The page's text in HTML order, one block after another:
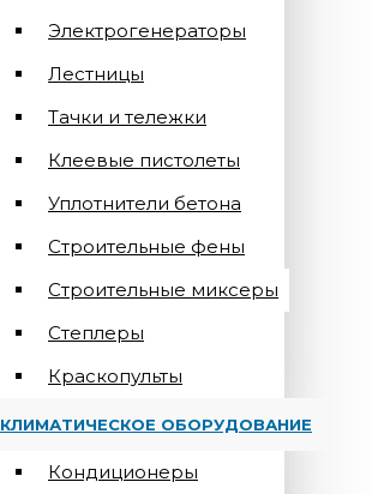
Электрогенераторы
Лестницы
Тачки и тележки
Клеевые пистолеты
Уплотнители бетона
Строительные фены
Строительные миксеры
Степлеры
Краскопульты
КЛИМАТИЧЕСКОЕ ОБОРУДОВАНИЕ
Кондиционеры